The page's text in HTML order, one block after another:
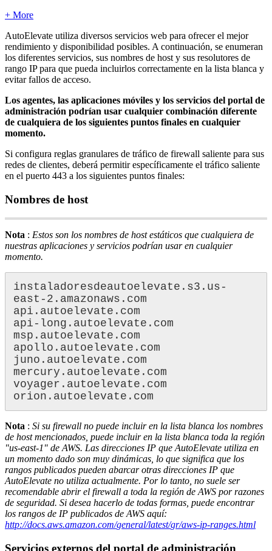
+ More
AutoElevate utiliza diversos servicios web para ofrecer el mejor
rendimiento y disponibilidad posibles. A continuación, se enumeran
los diferentes servicios, sus nombres de host y sus resolutores de
rango IP para que pueda incluirlos correctamente en la lista blanca y
evitar fallos de acceso.
Los agentes, las aplicaciones móviles y los servicios del portal de
administración podrían usar cualquier combinación diferente
de cualquiera de los siguientes puntos finales en cualquier
momento.
Si configura reglas granulares de tráfico de firewall saliente para sus
redes de clientes, deberá permitir específicamente el tráfico saliente
en el puerto 443 a los siguientes puntos finales:
Nombres de host
Nota : Estos son los nombres de host estáticos que cualquiera de
nuestras aplicaciones y servicios podrían usar en cualquier
momento.
instaladoresdeautoelevate . s3 . us -
east - 2 . amazonaws . com
api . autoelevate . com
api - long . autoelevate . com
msp . autoelevate . com
apollo . autoelevate . com
juno . autoelevate . com
mercury . autoelevate . com
voyager . autoelevate . com
orion . autoelevate . com
Nota : Si su firewall no puede incluir en la lista blanca los nombres
de host mencionados puede incluir en la lista blanca toda la región
"us-east-1 " de AWS. Las direcciones IP que AutoElevate utiliza en
un momento dado son muy dinámicas lo que significa que los
rangos publicados pueden abarcar otras direcciones IP que
AutoElevate no utiliza actualmente. Por lo tanto no suele ser
recomendable abrir el firewall a toda la región de AWS por razones
de seguridad. Si desea hacerlo de todas formas puede encontrar
los rangos de IP publicados de AWS aquí:
http://docs.aws.amazon.com/general/latest/gr/aws-ip-ranges.html
Servicios externos del portal de administración